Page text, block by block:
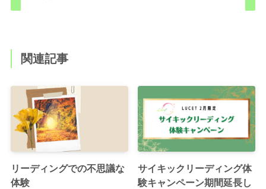
関連記事
リーディングでの不思議な
体験
サイキックリーディング体
験キャンペーン期間延長し